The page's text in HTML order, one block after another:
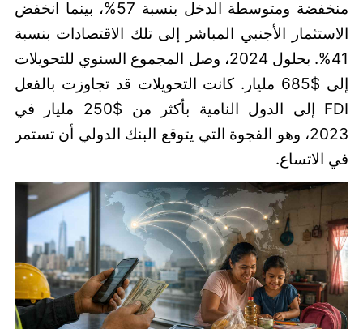
منخفضة ومتوسطة الدخل بنسبة 57%، بينما انخفض
الاستثمار الأجنبي المباشر إلى تلك الاقتصادات بنسبة
41%. بحلول 2024، وصل المجموع السنوي للتحويلات
إلى $685 مليار. كانت التحويلات قد تجاوزت بالفعل
FDI إلى الدول النامية بأكثر من $250 مليار في
2023، وهو الفجوة التي يتوقع البنك الدولي أن تستمر
في الاتساع.